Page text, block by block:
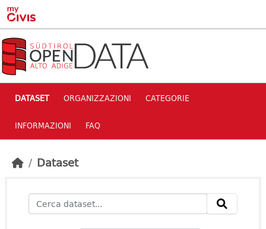
Skip to main content
DATASET ORGANIZZAZIONI CATEGORIE
INFORMAZIONI FAQ
Dataset